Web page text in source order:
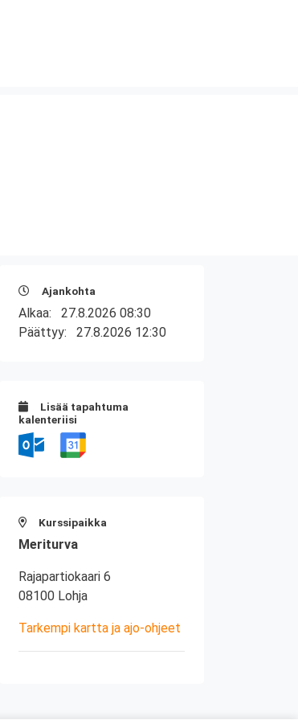
Ajankohta
Alkaa: 27.8.2026 08:30
Päättyy: 27.8.2026 12:30
Lisää tapahtuma
kalenteriisi
Kurssipaikka
Meriturva
Rajapartiokaari 6
08100 Lohja
Tarkempi kartta ja ajo-ohjeet